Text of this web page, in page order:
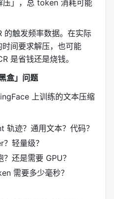
AST 感知的代码压缩
删除字符，否则语义会
用抽象语法树
后做语义安全的压缩：
保留 docstring）
共 API 名）
流）
块）
被 LLM 理解，因为它是
压」，总 token 消耗可能
触发频率数据。在实际
间要求解压，也可能
是省钱还是烧钱。
盒」问题
上训练的文本压缩
轨迹？通用文本？代码？
轻量级？
还是需要 GPU？
需要多少毫秒？